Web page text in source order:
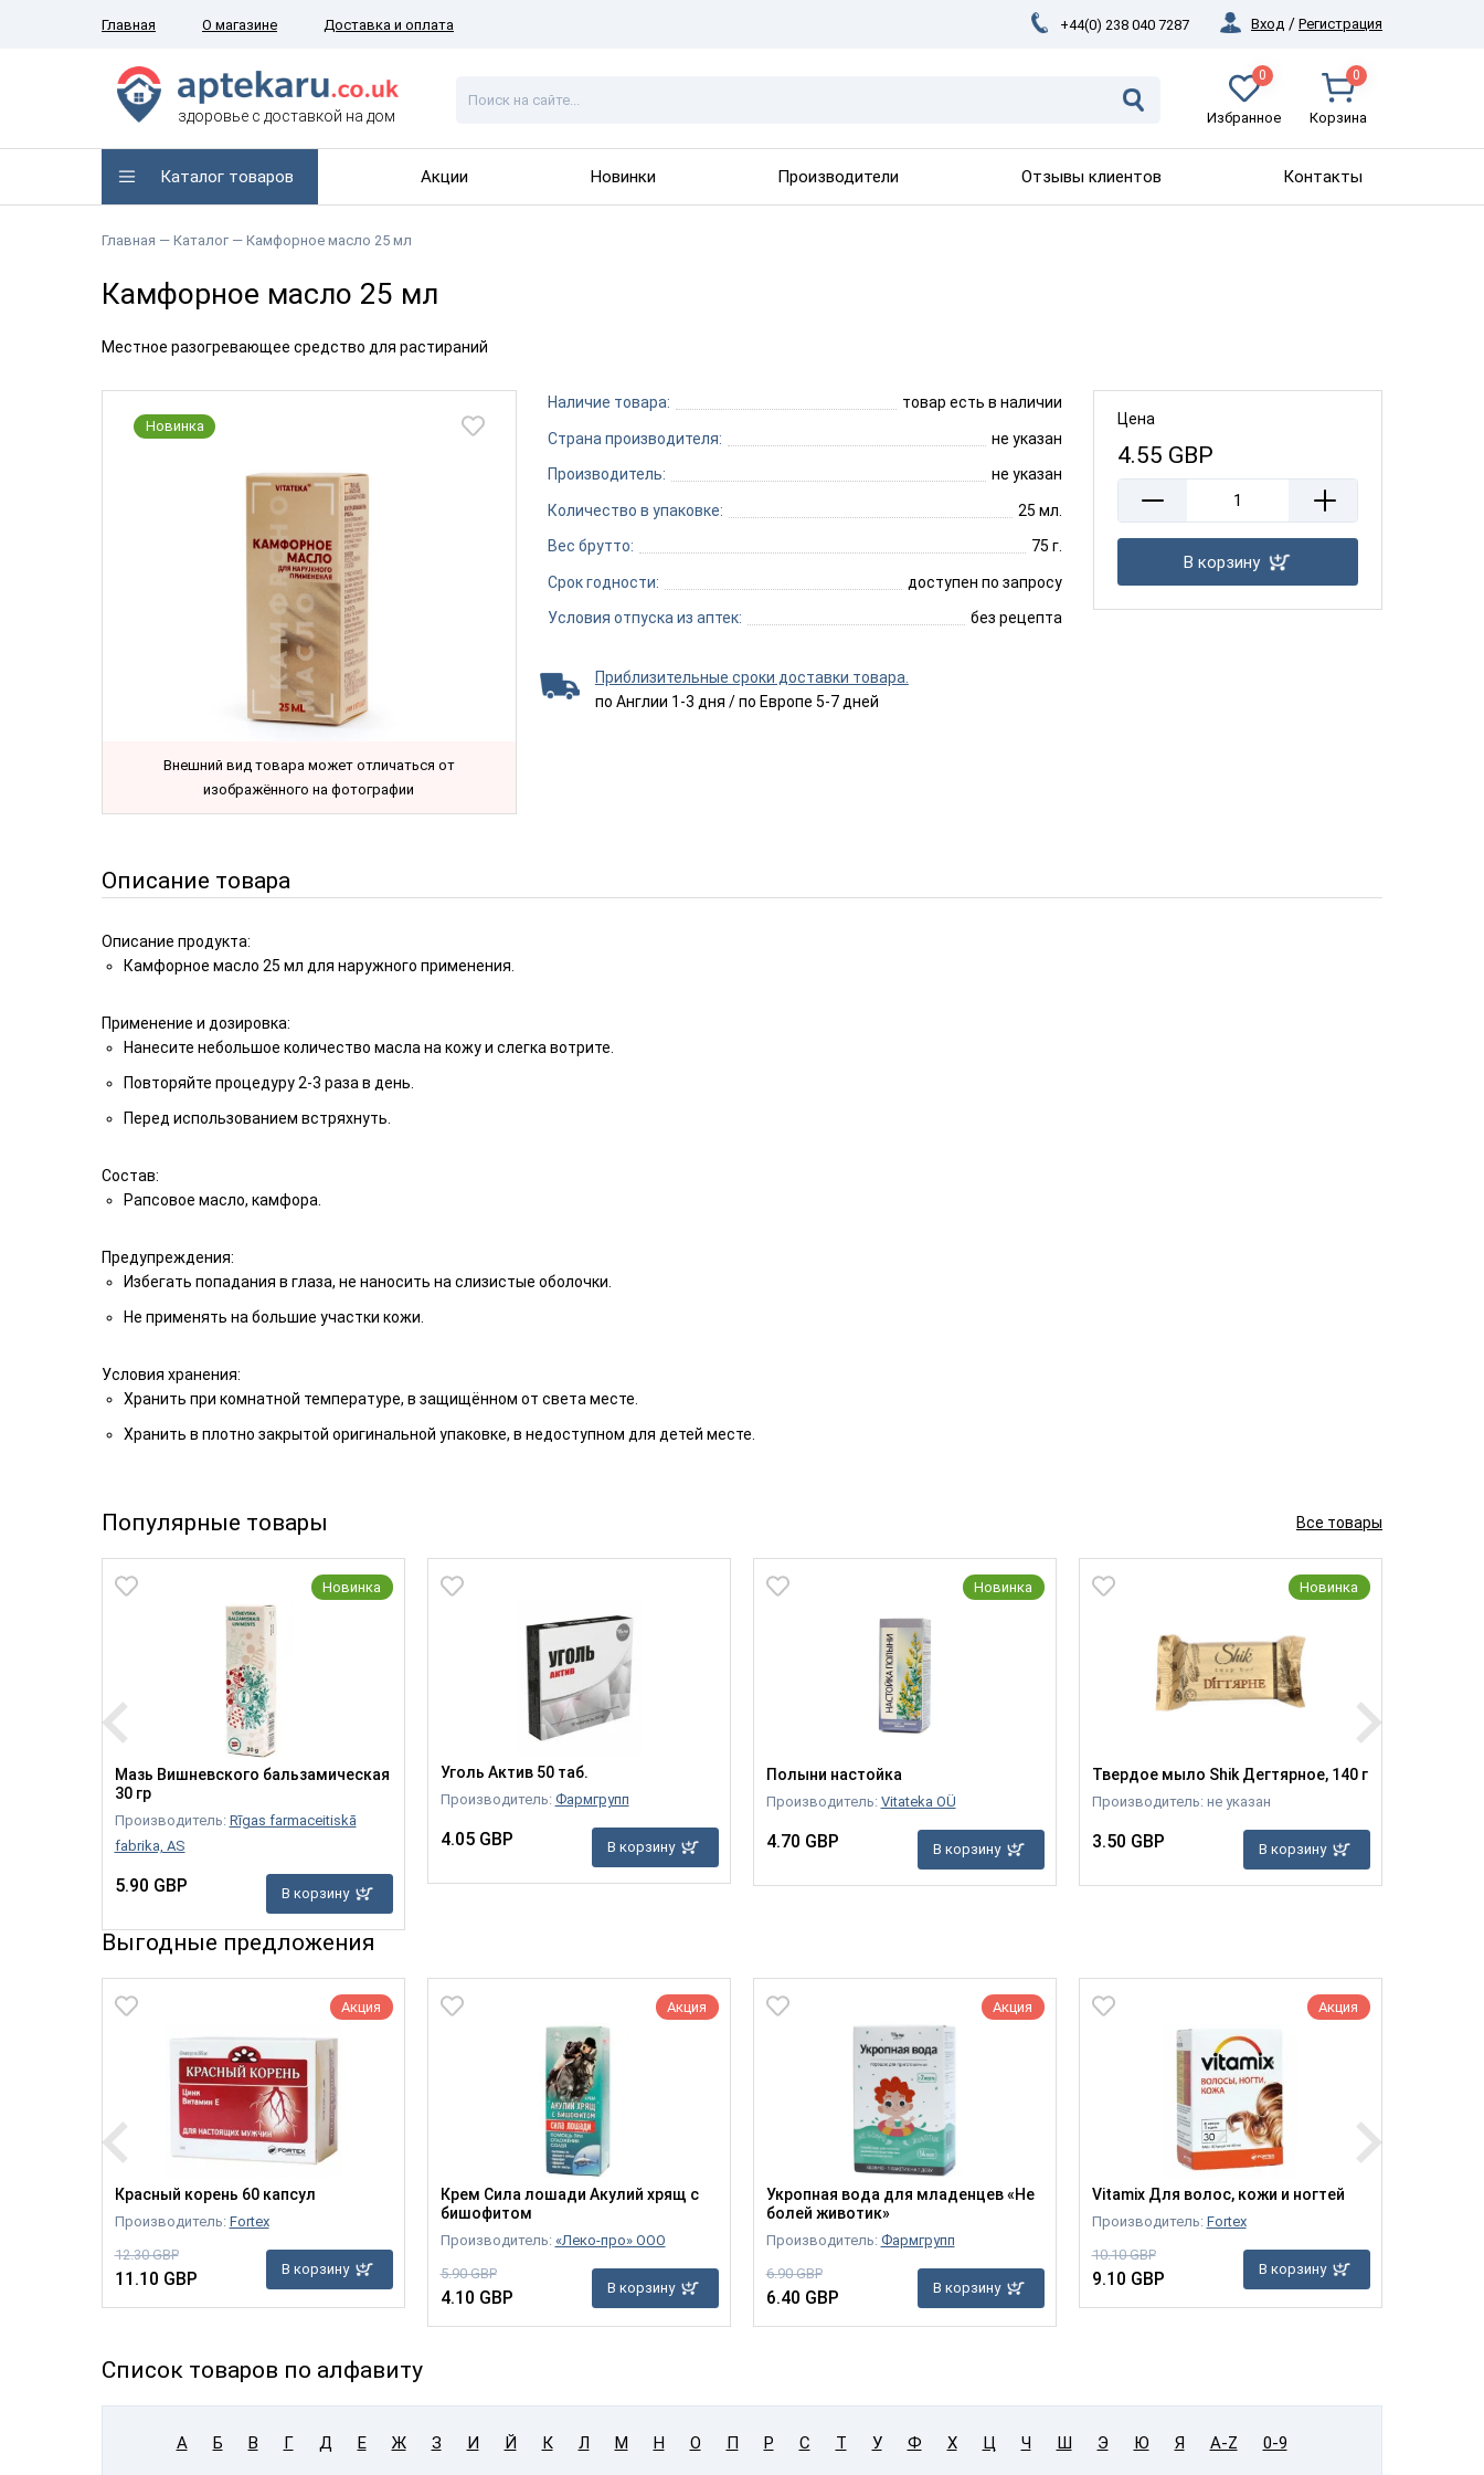
Главная О магазине Доставка и оплата +44(0) 238 040 7287 Вход / Регистрация
здоровье с доставкой на дом
0
Избранное
0
Корзина
Каталог товаров Акции Новинки Производители Отзывы клиентов Контакты
Главная — Каталог — Камфорное масло 25 мл
Камфорное масло 25 мл
Местное разогревающее средство для растираний
Новинка
Внешний вид товара может отличаться от
изображённого на фотографии
Наличие товара: товар есть в наличии
Страна производителя: не указан
Производитель: не указан
Количество в упаковке: 25 мл.
Вес брутто: 75 г.
Срок годности: доступен по запросу
Условия отпуска из аптек: без рецепта
Приблизительные сроки доставки товара.
по Англии 1-3 дня / по Европе 5-7 дней
Цена
4.55 GBP
В корзину
Описание товара
Описание продукта:
Камфорное масло 25 мл для наружного применения.
Применение и дозировка:
Нанесите небольшое количество масла на кожу и слегка вотрите.
Повторяйте процедуру 2-3 раза в день.
Перед использованием встряхнуть.
Состав:
Рапсовое масло, камфора.
Предупреждения:
Избегать попадания в глаза, не наносить на слизистые оболочки.
Не применять на большие участки кожи.
Условия хранения:
Хранить при комнатной температуре, в защищённом от света месте.
Хранить в плотно закрытой оригинальной упаковке, в недоступном для детей месте.
Популярные товары Все товары
Новинка
Мазь Вишневского бальзамическая
30 гр
Производитель: Rīgas farmaceitiskā
fabrika, AS
5.90 GBP В корзину
Уголь Актив 50 таб.
Производитель: Фармгрупп
4.05 GBP В корзину
Новинка
Полыни настойка
Производитель: Vitateka OÜ
4.70 GBP В корзину
Новинка
Твердое мыло Shik Дегтярное, 140 г
Производитель: не указан
3.50 GBP В корзину
Выгодные предложения
Акция
Красный корень 60 капсул
Производитель: Fortex
12.30 GBP
11.10 GBP В корзину
Акция
Крем Сила лошади Акулий хрящ с
бишофитом
Производитель: «Леко-про» ООО
5.90 GBP
4.10 GBP В корзину
Акция
Укропная вода для младенцев «Не
болей животик»
Производитель: Фармгрупп
6.90 GBP
6.40 GBP В корзину
Акция
Vitamix Для волос, кожи и ногтей
Производитель: Fortex
10.10 GBP
9.10 GBP В корзину
Список товаров по алфавиту
А Б В Г Д Е Ж З И Й К Л М Н О П Р С Т У Ф Х Ц Ч Ш Э Ю Я A-Z 0-9